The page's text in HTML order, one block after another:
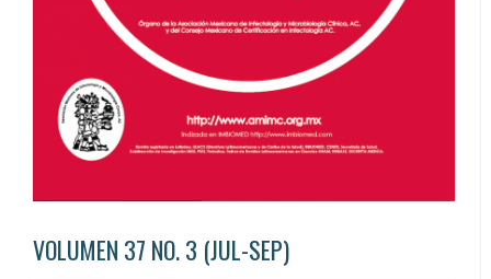
VOLUMEN 37 NO. 3 (JUL-SEP)